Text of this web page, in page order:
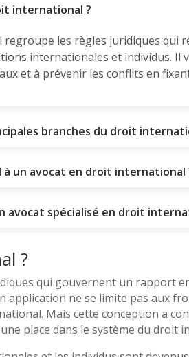
international ?
les règles juridiques qui
internationales et individus. Il
et à prévenir les conflits en
branches du droit
à un avocat en droit international
avocat spécialisé en droit
?
qui gouvernent un rapport
ne se limite pas aux
Mais cette conception a
place dans le système du droit